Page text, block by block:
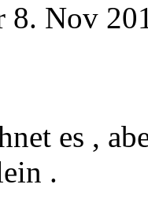
8. Nov
es ,
.